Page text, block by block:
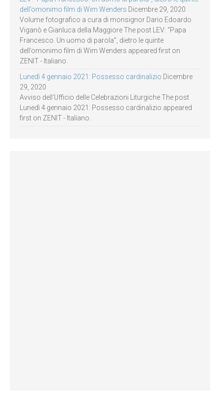
dell’omonimo film di Wim Wenders Dicembre 29, 2020
Volume fotografico a cura di monsignor Dario Edoardo
Viganò e Gianluca della Maggiore The post LEV: “Papa
Francesco. Un uomo di parola”, dietro le quinte
dell’omonimo film di Wim Wenders appeared first on
ZENIT - Italiano.
Lunedì 4 gennaio 2021: Possesso cardinalizio Dicembre
29, 2020
Avviso dell’Ufficio delle Celebrazioni Liturgiche The post
Lunedì 4 gennaio 2021: Possesso cardinalizio appeared
first on ZENIT - Italiano.